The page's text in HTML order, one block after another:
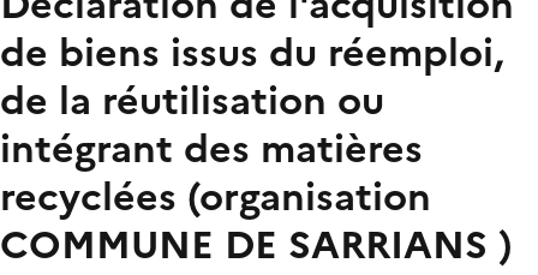
de biens issus du réemploi,
de la réutilisation ou
intégrant des matières
recyclées (organisation
COMMUNE DE SARRIANS )